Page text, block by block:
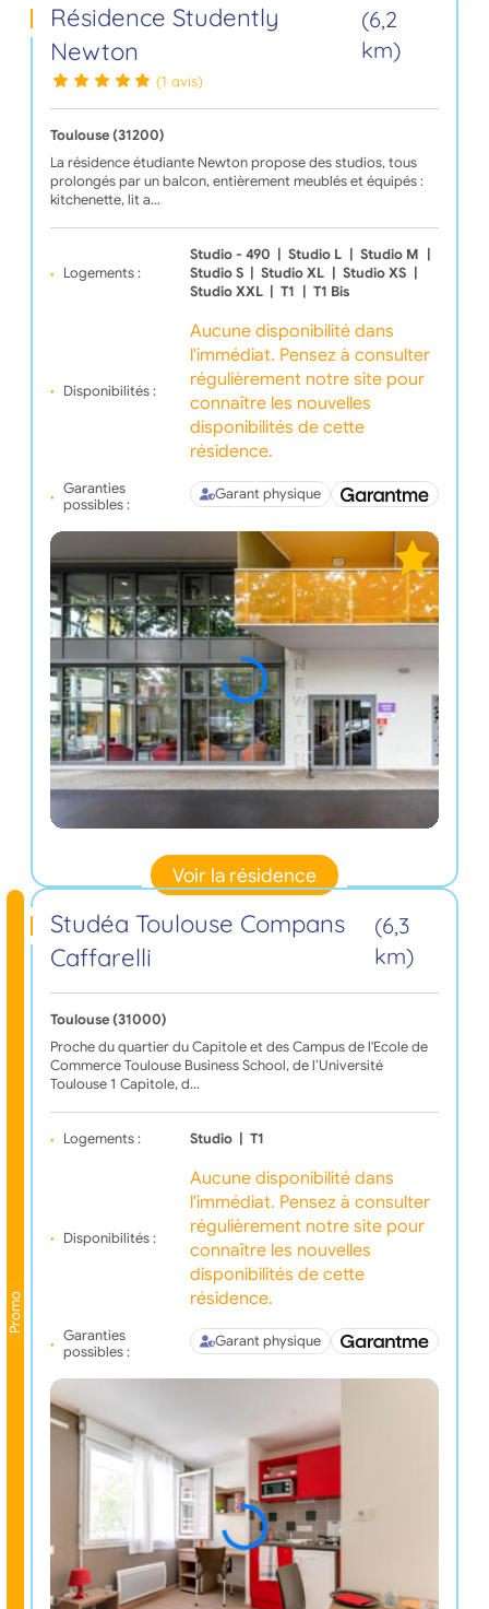
Résidence Studently
Newton
(6,2
km)
(1 avis)
Toulouse (31200)
La résidence étudiante Newton propose des studios, tous
prolongés par un balcon, entièrement meublés et équipés :
kitchenette, lit a…
Logements :
Studio - 490 Studio L Studio M
Studio S
Studio XL Studio XS
Studio XXL
T1 T1 Bis
Disponibilités :
Aucune disponibilité dans
l'immédiat. Pensez à consulter
régulièrement notre site pour
connaître les nouvelles
disponibilités de cette
résidence.
Garanties
possibles :
Garant physique
Voir la résidence
Promo
Studéa Toulouse Compans
Caffarelli
(6,3
km)
Toulouse (31000)
Proche du quartier du Capitole et des Campus de l'Ecole de
Commerce Toulouse Business School, de l’Université
Toulouse 1 Capitole, d…
Logements : Studio T1
Disponibilités :
Aucune disponibilité dans
l'immédiat. Pensez à consulter
régulièrement notre site pour
connaître les nouvelles
disponibilités de cette
résidence.
Garanties
possibles :
Garant physique